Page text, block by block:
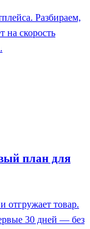
Разбираем,
на скорость
план для
отгружает товар.
30 дней — без